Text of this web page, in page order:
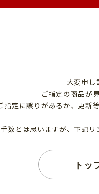
大変申し
ご指定の商品が
指定に誤りがあるか、更新
数とは思いますが、下記リ
トッ